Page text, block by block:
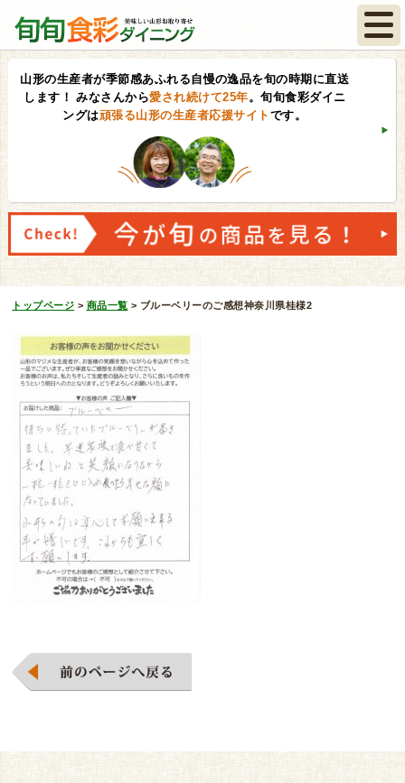
山形の生産者が季節感あふれる自慢の逸品を旬の時期に直送
します！ みなさんから愛され続けて25年。旬旬食彩ダイニ
ングは頑張る山形の生産者応援サイト です。
トップページ > 商品一覧 > ブルーベリーのご感想神奈川県桂様2